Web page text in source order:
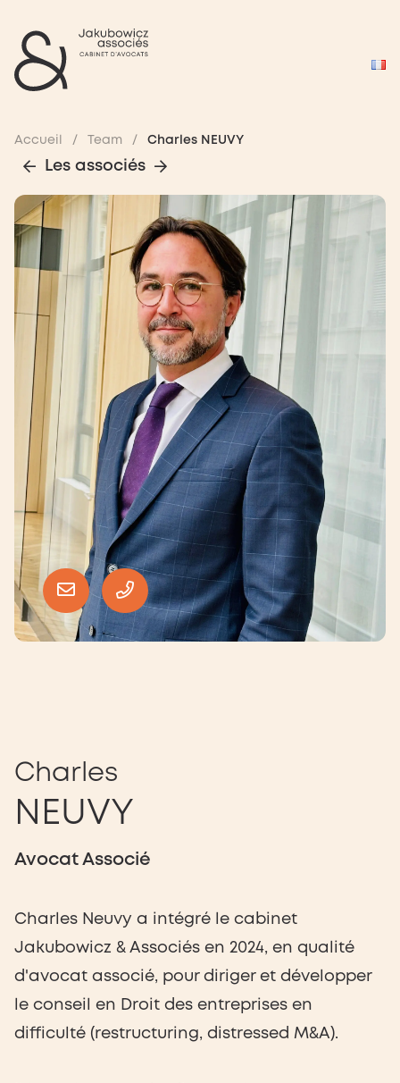
Accueil / Team / Charles NEUVY
Les associés
Charles
NEUVY
Avocat Associé
Charles Neuvy a intégré le cabinet
Jakubowicz & Associés en 2024, en qualité
d'avocat associé, pour diriger et développer
le conseil en Droit des entreprises en
difficulté (restructuring, distressed M&A).